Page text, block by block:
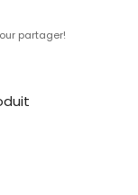
partager!